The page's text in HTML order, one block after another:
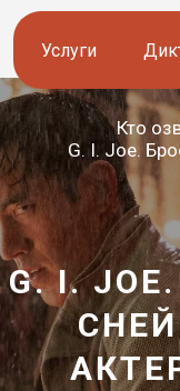
Услуги
Работа
Работа
Другие
Актеры
ИИ
Кто
G. I. Joe.
G. I.